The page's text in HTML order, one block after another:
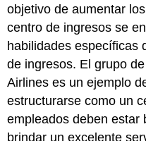
objetivo de aumentar
centro de ingresos se
habilidades específicas
de ingresos. El grupo
Airlines es un ejemplo
estructurarse como un
empleados deben estar
brindar un excelente